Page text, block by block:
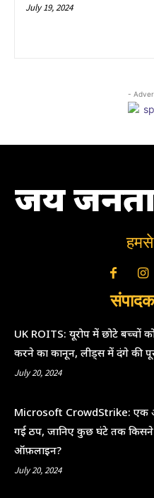
July 19, 2024
-
जय
UK ROITS: यूरोप में छोटे बच्चों
करने का कानून, लीड्स में दंगे की
July 20, 2024
Microsoft CrowdStrike: एक
गई ठप, जानिए कुछ घंटे तक किसने
ऑफ़लाइन?
July 20, 2024